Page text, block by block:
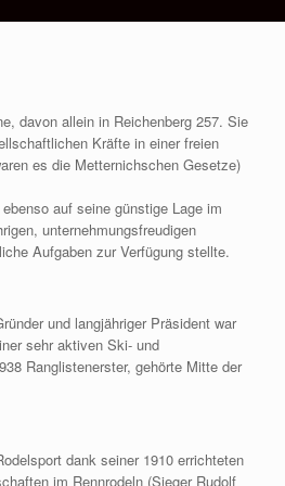
davon allein in Reichenberg 257. Sie
Kräfte in einer freien
es die Metternichschen Gesetze)
auf seine günstige Lage im
unternehmungsfreudigen
Aufgaben zur Verfügung stellte.
und langjähriger Präsident war
sehr aktiven Ski- und
Ranglistenerster, gehörte Mitte der
dank seiner 1910 errichteten
im Rennrodeln (Sieger Rudolf